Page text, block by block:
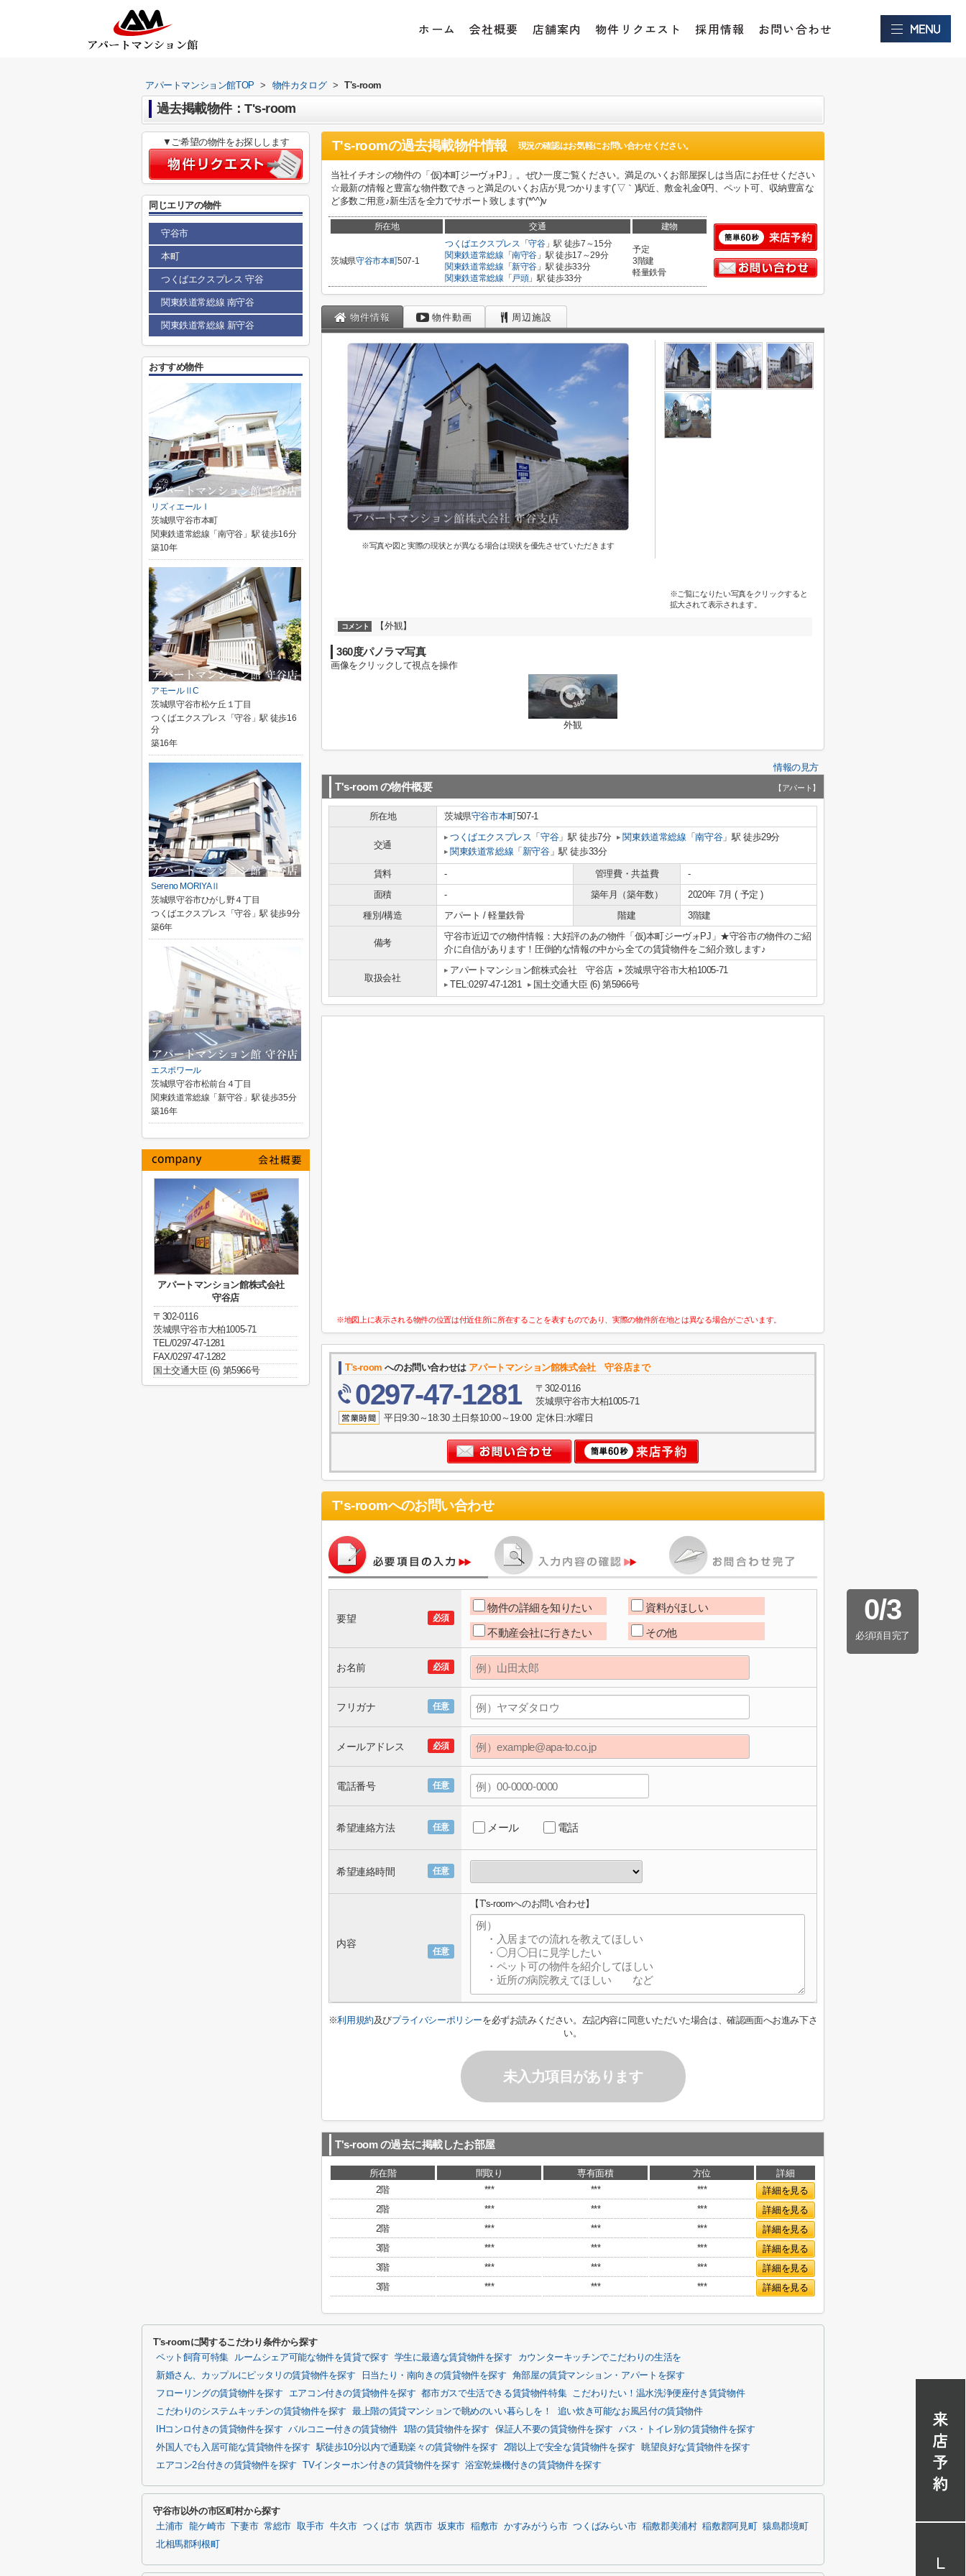
ホーム 会社概要 店舗案内 物件リクエスト 採用情報 お問い合わせ
アパートマンション館TOP > 物件カタログ > T's-room
過去掲載物件：T's-room
T's-roomの過去掲載物件情報 現況の確認はお気軽にお問い合わせください。
当社イチオシの物件の「仮)本町ジーヴォPJ」。ぜひ一度ご覧ください。満足のいくお部屋探しは当店にお任せください
☆最新の情報と豊富な物件数できっと満足のいくお店が見つかります(´▽｀)駅近、敷金礼金0円、ペット可、収納豊富な
ど多数ご用意♪新生活を全力でサポート致します(*^^)v
所在地 交通 建物
茨城県守谷市本町507-1
つくばエクスプレス 「守谷」駅 徒歩7～15分
関東鉄道常総線 「南守谷 」駅 徒歩17～29分
関東鉄道常総線 「新守谷 」駅 徒歩33分
関東鉄道常総線 「 戸頭」駅 徒歩33分
予定
3階建
軽量鉄骨
物件情報 物件動画 周辺施設
※写真や図と実際の現状とが異なる場合は現状を優先させていただきます
※ご覧になりたい写真をクリックすると
拡大されて表示されます。
コメント 【外観】
360度パノラマ写真
画像をクリックして視点を操作
外観
情報の見方
T's-room の物件概要 【アパート】
所在地 茨城県守谷市本町507-1
交通
つくばエクスプレス 「守谷」駅 徒歩7分 関東鉄道常総線 「南守谷」駅 徒歩29分
関東鉄道常総線 「 新守谷」駅 徒歩33分
賃料 - 管理費・共益費
-
面積
- 築年月（築年数）
2020年 7月 ( 予定 )
種別/構造
アパート / 軽量鉄骨 階建 3階建
備考
守谷市近辺での物件情報：大好評のあの物件「仮)本町ジーヴォPJ」★守谷市の物件のご紹
介に自信があります！圧倒的な情報の中から全ての賃貸物件をご紹介致します♪
取扱会社
アパートマンション館株式会社 守谷店
茨城県守谷市大柏1005-71
TEL:0297-47-1281
国土交通大臣 (6) 第5966号
※地図上に表示される物件の位置は付近住所に所在することを表すものであり、実際の物件所在地とは異なる場合がございます。
T's-room へのお問い合わせは アパートマンション館株式会社 守谷店まで
0297-47-1281
〒302-0116
茨城県守谷市大柏1005-71
平日9:30～18:30 土日祭10:00～19:00 定休日:水曜日
T's-roomへのお問い合わせ
0/3
必須項目完了
必須
要望
物件の詳細を知りたい 資料がほしい
不動産会社に行きたい その他
必須
お名前
任意
フリガナ
必須
メールアドレス
任意
電話番号
任意
希望連絡方法 メール 電話
任意
希望連絡時間
任意
内容
【T's-roomへのお問い合わせ】
※利用規約及びプライバシーポリシーを必ずお読みください。左記内容に同意いただいた場合は、確認画面へお進み下さ
い。
未入力項目があります
T's-room の過去に掲載したお部屋
所在階 間取り 専有面積 方位
詳細
2階
*** *** ***
詳細を見る
2階
*** *** ***
詳細を見る
2階
*** *** ***
詳細を見る
3階
*** *** ***
詳細を見る
3階
*** *** ***
詳細を見る
3階
*** *** *** 詳細を見る
▼ご希望の物件をお探しします
同じエリアの物件
守谷市
本町
つくばエクスプレス 守谷
関東鉄道常総線 南守谷
関東鉄道常総線 新守谷
おすすめ物件
リズィエールⅠ
茨城県守谷市本町
関東鉄道常総線「南守谷」駅 徒歩16分
築10年
アモールⅡC
茨城県守谷市松ケ丘１丁目
つくばエクスプレス「守谷」駅 徒歩16
分
築16年
Sereno MORIYAⅡ
茨城県守谷市ひがし野４丁目
つくばエクスプレス「守谷」駅 徒歩9分
築6年
エスポワール
茨城県守谷市松前台４丁目
関東鉄道常総線「新守谷」駅 徒歩35分
築16年
アパートマンション館株式会社
守谷店
〒302-0116
茨城県守谷市大柏1005-71
TEL/0297-47-1281
FAX/0297-47-1282
国土交通大臣 (6) 第5966号
T's-roomに関するこだわり条件から探す
ペット飼育可特集 ルームシェア可能な物件を賃貸で探す 学生に最適な賃貸物件を探す
カウンターキッチンでこだわりの生活を
新婚さん、カップルにピッタリの賃貸物件を探す
日当たり・南向きの賃貸物件を探す
角部屋の賃貸マンション・アパートを探す
フローリングの賃貸物件を探す
エアコン付きの賃貸物件を探す 都市ガスで生活できる賃貸物件特集
こだわりたい！温水洗浄便座付き賃貸物件
こだわりのシステムキッチンの賃貸物件を探す
最上階の賃貸マンションで眺めのいい暮らしを！
追い炊き可能なお風呂付の賃貸物件
IHコンロ付きの賃貸物件を探す バルコニー付きの賃貸物件 1階の賃貸物件を探す 保証人不要の賃貸物件を探す
バス・トイレ別の賃貸物件を探す
外国人でも入居可能な賃貸物件を探す
駅徒歩10分以内で通勤楽々の賃貸物件を探す 2階以上で安全な賃貸物件を探す
眺望良好な賃貸物件を探す
エアコン2台付きの賃貸物件を探す
TVインターホン付きの賃貸物件を探す 浴室乾燥機付きの賃貸物件を探す
守谷市以外の市区町村から探す
土浦市 龍ケ崎市 下妻市 常総市 取手市 牛久市 つくば市 筑西市 坂東市 稲敷市 かすみがうら市 つくばみらい市 稲敷郡美浦村 稲敷郡阿見町
猿島郡境町
北相馬郡利根町